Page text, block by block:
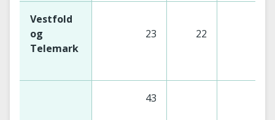
Vestfold
og
Telemark
23 22
43